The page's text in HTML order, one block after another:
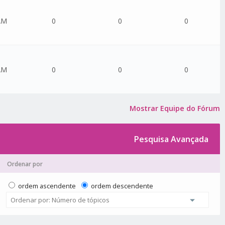
0 0 0
0 0 0
Mostrar Equipe do Fórum
Pesquisa Avançada
Ordenar por
ordem ascendente ordem descendente